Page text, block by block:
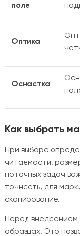
поле
Оптика
Оснастка
Как выбрать
При выборе
читаемости,
поточных задач
точность, для
сканирование.
Перед внедрением
образцах. Это